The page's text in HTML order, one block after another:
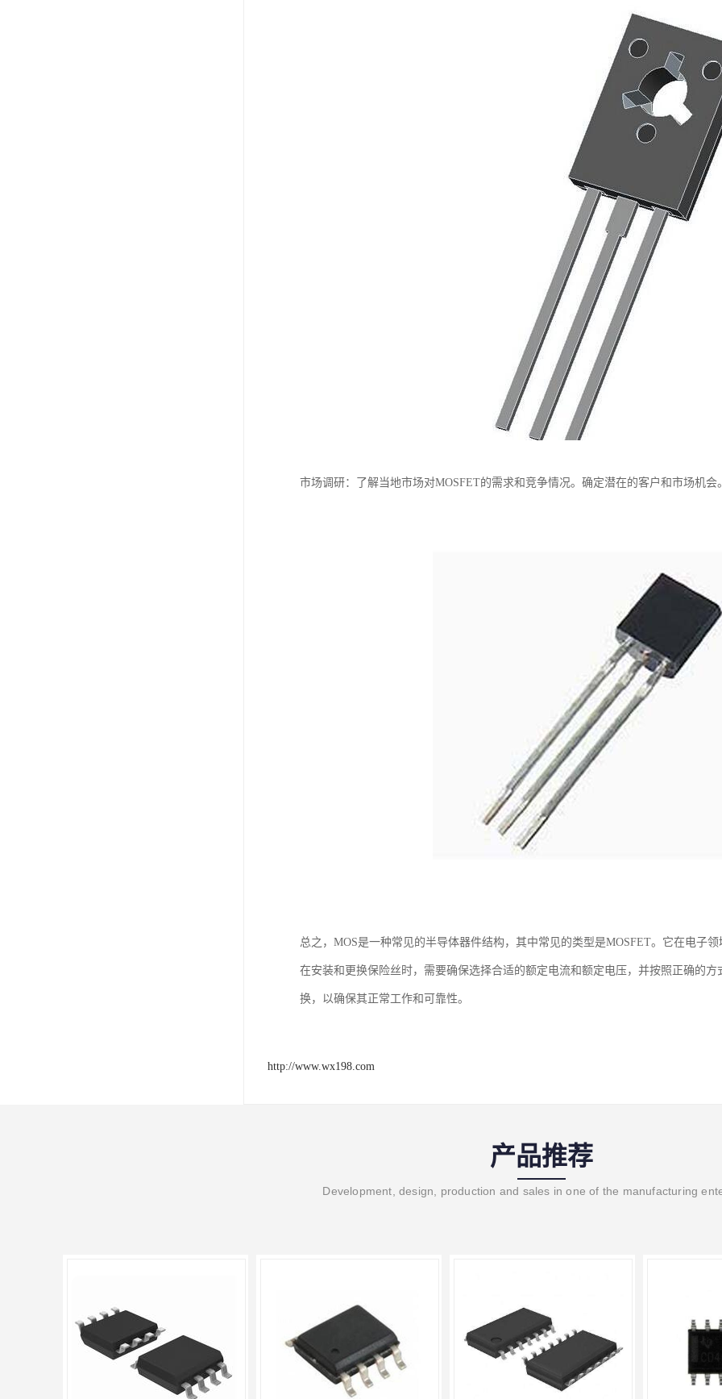
市场调研：了解当地市场对MOSFET的需求和竞争情况。确定潜在的客户和市场机会
总之，MOS是一种常见的半导体器件结构，其中常见的类型是MOSFET。它在电子
在安装和更换保险丝时，需要确保选择合适的额定电流和额定电压，并按照正确的
换，以确保其正常工作和可靠性。
http://www.wx198.com
产品推荐
Development, design, production and sales in one of the manufacturing